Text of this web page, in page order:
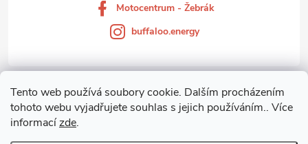
Tento web používá soubory cookie. Dalším procházením
tohoto webu vyjadřujete souhlas s jejich používáním.. Více
informacízde.
Zákaznický servis
Motocentrum - Žebrák
buffaloo.energy